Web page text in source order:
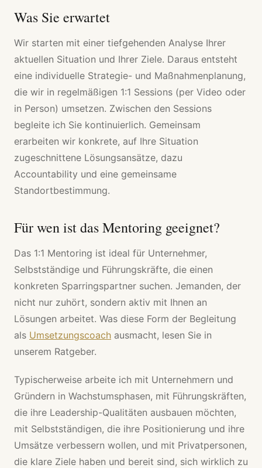
Was Sie erwartet
Wir starten mit einer tiefgehenden Analyse Ihrer
aktuellen Situation und Ihrer Ziele. Daraus entsteht
eine individuelle Strategie- und Maßnahmenplanung,
die wir in regelmäßigen 1:1 Sessions (per Video oder
in Person) umsetzen. Zwischen den Sessions
begleite ich Sie kontinuierlich. Gemeinsam
erarbeiten wir konkrete, auf Ihre Situation
zugeschnittene Lösungsansätze, dazu
Accountability und eine gemeinsame
Standortbestimmung.
Für wen ist das Mentoring geeignet?
Das 1:1 Mentoring ist ideal für Unternehmer,
Selbstständige und Führungskräfte, die einen
konkreten Sparringspartner suchen. Jemanden, der
nicht nur zuhört, sondern aktiv mit Ihnen an
Lösungen arbeitet. Was diese Form der Begleitung
als Umsetzungscoach ausmacht, lesen Sie in
unserem Ratgeber.
Typischerweise arbeite ich mit Unternehmern und
Gründern in Wachstumsphasen, mit Führungskräften,
die ihre Leadership-Qualitäten ausbauen möchten,
mit Selbstständigen, die ihre Positionierung und ihre
Umsätze verbessern wollen, und mit Privatpersonen,
die klare Ziele haben und bereit sind, sich wirklich zu